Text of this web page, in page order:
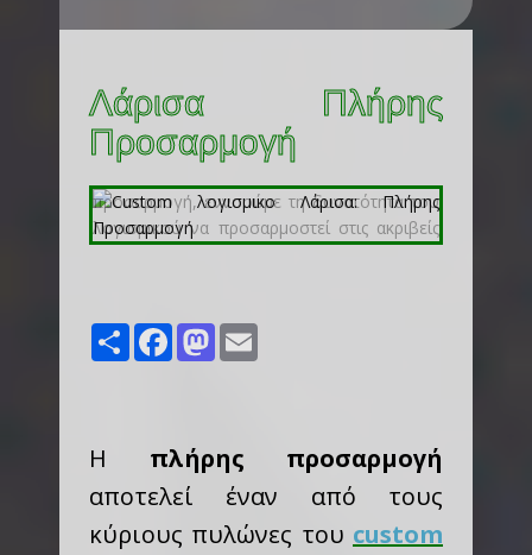
Λάρισα Πλήρης
Προσαρμογή
Share FacebookMastodon
Η πλήρης προσαρμογή
αποτελεί έναν από τους
κύριους πυλώνες του custom